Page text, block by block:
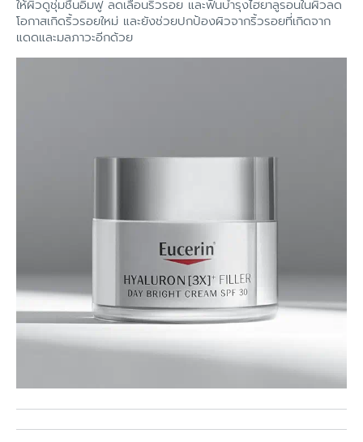
ให้ผิวดูชุ่มชื้นอิ่มฟู ลดเลือนริ้วรอย และฟื้นบำรุงไฮยาลูรอนในผิวลด
โอกาสเกิดริ้วรอยใหม่ และยังช่วยปกป้องผิวจากริ้วรอยที่เกิดจาก
แดดและมลภาวะอีกด้วย